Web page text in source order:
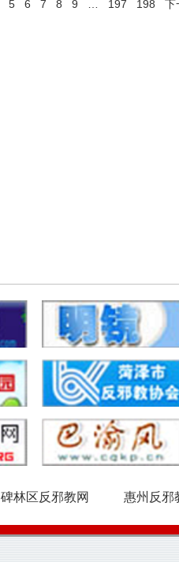
5 6 7 8 9 197 198 下
碑林区反邪教网 惠州反邪